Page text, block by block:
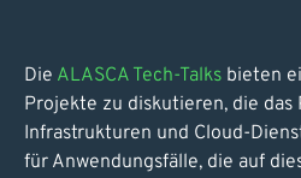
Die ALASCA Tech-Talks bieten
Projekte zu diskutieren, die
Infrastrukturen und Cloud-
für Anwendungsfälle, die auf